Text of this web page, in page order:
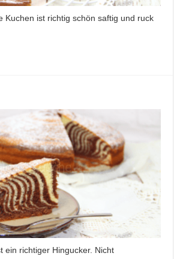
Kuchen ist richtig schön saftig und ruck
ein richtiger Hingucker. Nicht